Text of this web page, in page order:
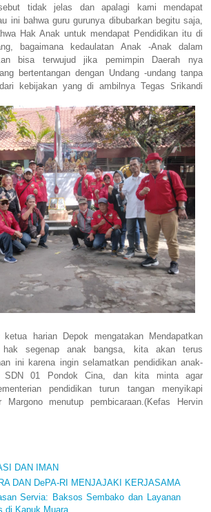
tidak jelas dan apalagi kami mendapat
ini bahwa guru gurunya dibubarkan begitu saja,
Hak Anak untuk mendapat Pendidikan itu di
bagaimana kedaulatan Anak -Anak dalam
bisa terwujud jika pemimpin Daerah nya
bertentangan dengan Undang -undang tanpa
kebijakan yang di ambilnya Tegas Srikandi
harian Depok mengatakan Mendapatkan
hak segenap anak bangsa, kita akan terus
ini karena ingin selamatkan pendidikan anak-
SDN 01 Pondok Cina, dan kita minta agar
pendidikan turun tangan menyikapi
Margono menutup pembicaraan.(Kefas Hervin
DAN IMAN
DAN DePA-RI MENJAJAKI KERJASAMA
Servia: Baksos Sembako dan Layanan
di Kapuk Muara